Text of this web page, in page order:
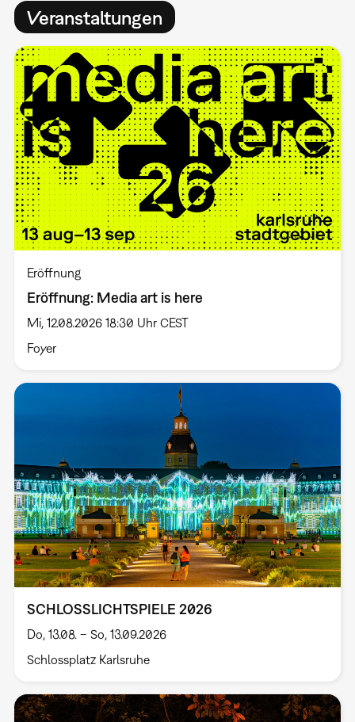
Veranstaltungen
Eröffnung
Eröffnung: Media art is here
Mi, 12.08.2026 18:30 Uhr CEST
Foyer
SCHLOSSLICHTSPIELE 2026
Do, 13.08. – So, 13.09.2026
Schlossplatz Karlsruhe